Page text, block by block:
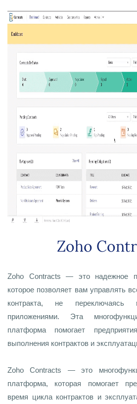
Zoho
Zoho Contracts — это надежное
которое позволяет вам управлять
контракта, не переключаясь
приложениями. Эта
платформа помогает
выполнения контрактов и
Zoho Contracts — это
платформа, которая помогает
время цикла контрактов и